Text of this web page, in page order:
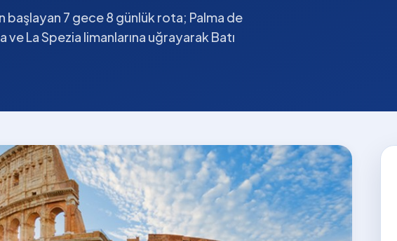
7 gece 8 günlük rota; Palma de
La Spezia limanlarına uğrayarak Batı